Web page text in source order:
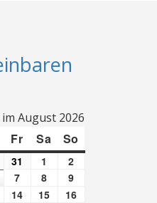
August 2026
Donnerstag
Fr Freitag
Sa Samstag
So
Juli
2026
31
Juli
2026
1
August
2026
2
2026
August
7 August
7,
8 August
8,
9
9,
August
14 August
15 August
16